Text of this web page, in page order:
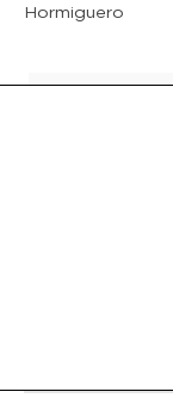
Hormiguero